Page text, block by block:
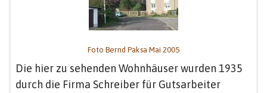
Foto Bernd Paksa Mai 2005
Die hier zu sehenden Wohnhäuser wurden 1935
durch die Firma Schreiber für Gutsarbeiter